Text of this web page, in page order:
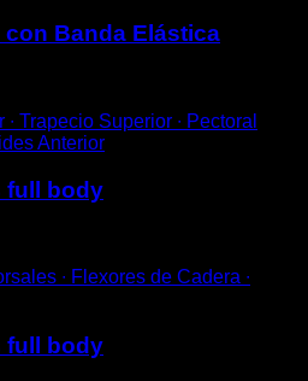
Banda Elástica
Trapecio Superior ∙ Pectoral
Anterior
full body
∙ Flexores de Cadera ∙
full body